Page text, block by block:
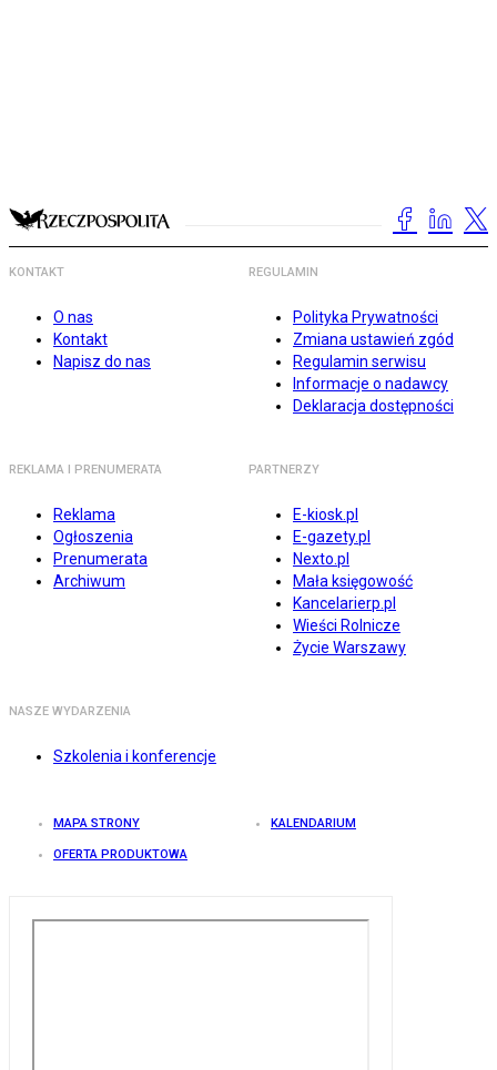
KONTAKT
O nas
Kontakt
Napisz do nas
REGULAMIN
Polityka Prywatności
Zmiana ustawień zgód
Regulamin serwisu
Informacje o nadawcy
Deklaracja dostępności
REKLAMA I PRENUMERATA
Reklama
Ogłoszenia
Prenumerata
Archiwum
PARTNERZY
E-kiosk.pl
E-gazety.pl
Nexto.pl
Mała księgowość
Kancelarierp.pl
Wieści Rolnicze
Życie Warszawy
NASZE WYDARZENIA
Szkolenia i konferencje
MAPA STRONY KALENDARIUM
OFERTA PRODUKTOWA